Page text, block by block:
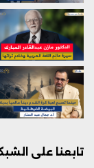
تابعنا على